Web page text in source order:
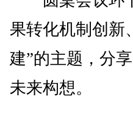
果转化机制创新
建”的主题，分
未来构想。